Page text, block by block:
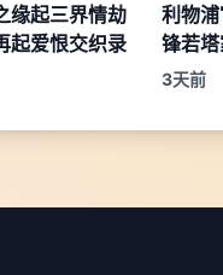
缘起三界情劫
起爱恨交织录
利物
锋若
3天前